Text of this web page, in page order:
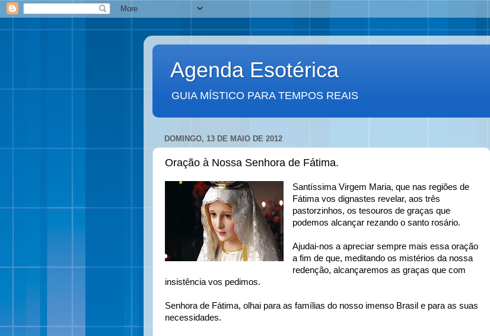
Agenda Esotérica
GUIA MÍSTICO PARA TEMPOS REAIS
DOMINGO, 13 DE MAIO DE 2012
Oração à Nossa Senhora de Fátima.
Santíssima Virgem Maria, que nas regiões de
Fátima vos dignastes revelar, aos três
pastorzinhos, os tesouros de graças que
podemos alcançar rezando o santo rosário.
Ajudai-nos a apreciar sempre mais essa oração
a fim de que, meditando os mistérios da nossa
redenção, alcançaremos as graças que com
insistência vos pedimos.
Senhora de Fátima, olhai para as famílias do nosso imenso Brasil e para as suas
necessidades.